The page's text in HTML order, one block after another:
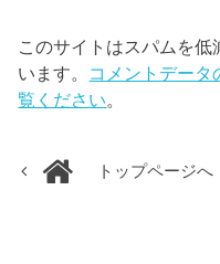
このサイトはスパムを低
います。 コメントデータ
覧ください。
トップページへ